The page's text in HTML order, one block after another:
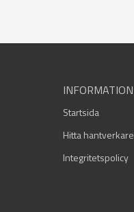
INFORMATION
Startsida
Hitta hantverkare
Integritetspolicy